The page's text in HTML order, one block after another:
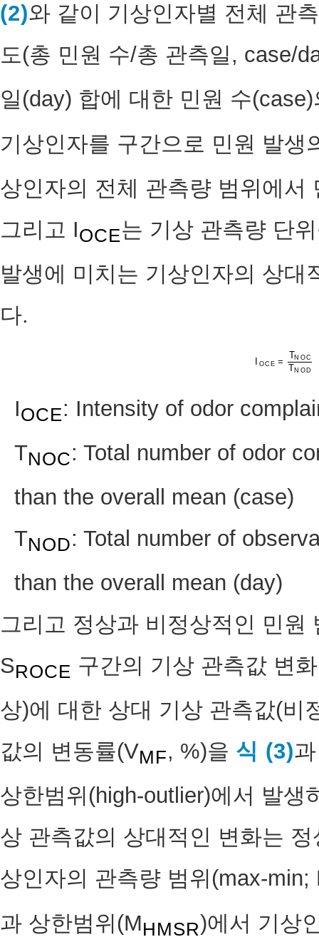
(2)와 같이 기상인자별 전체 관
도(총 민원 수/총 관측일, case/
일(day) 합에 대한 민원 수
기상인자를 구간으로 민원 발생
상인자의 전체 관측량 범위에서
그리고 IOCE는 기상 관측량 단
발생에 미치는 기상인자의 상
다.
OC E =
TN OC
TN OD
I OCE= TNOC
IOCE: Intensity of odor
TNOC: Total number of odor
than the overall mean (case)
TNOD: Total number of
than the overall mean (day)
그리고 정상과 비정상적인 민원
SROCE 구간의 기상 관측값 변
상)에 대한 상대 기상 관측값(비
값의 변동률(VMF, %)을 식 (3)
상한범위(high-outlier)에서 발생
상 관측값의 상대적인 변화는
상인자의 관측량 범위(max-min;
과 상한범위(MHMSR)에서 기상